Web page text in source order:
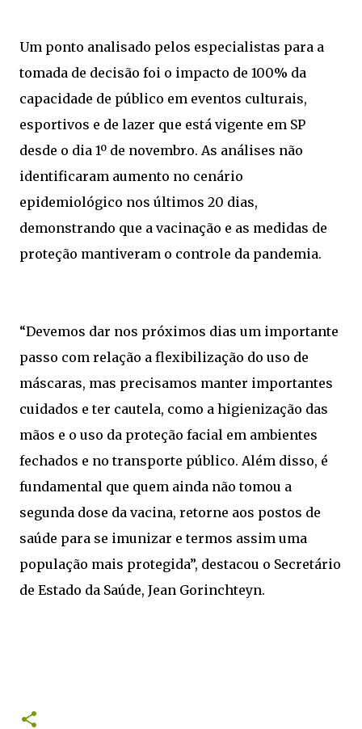
Um ponto analisado pelos especialistas para a
tomada de decisão foi o impacto de 100% da
capacidade de público em eventos culturais,
esportivos e de lazer que está vigente em SP
desde o dia 1º de novembro. As análises não
identificaram aumento no cenário
epidemiológico nos últimos 20 dias,
demonstrando que a vacinação e as medidas de
proteção mantiveram o controle da pandemia.
“Devemos dar nos próximos dias um importante
passo com relação a flexibilização do uso de
máscaras, mas precisamos manter importantes
cuidados e ter cautela, como a higienização das
mãos e o uso da proteção facial em ambientes
fechados e no transporte público. Além disso, é
fundamental que quem ainda não tomou a
segunda dose da vacina, retorne aos postos de
saúde para se imunizar e termos assim uma
população mais protegida”, destacou o Secretário
de Estado da Saúde, Jean Gorinchteyn.